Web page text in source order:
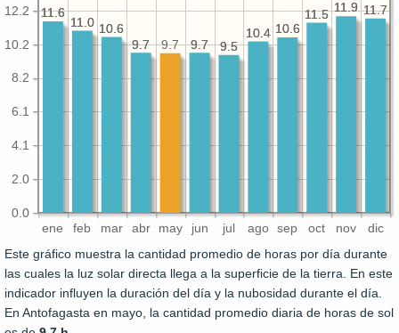
ene feb mar abr may jun jul ago sep oct nov dic
0.0
2.0
4.1
6.1
8.2
10.2
12.2 11.7
11.9
11.5
10.6
10.4
9.5
9.7
9.7
10.6
11.0
11.6 11.7
11.9
11.5
10.6
10.4
9.5
9.7
9.7
9.7
10.6
11.0
11.6
Este gráfico muestra la cantidad promedio de horas por día durante
las cuales la luz solar directa llega a la superficie de la tierra. En este
indicador influyen la duración del día y la nubosidad durante el día.
En Antofagasta en mayo, la cantidad promedio diaria de horas de sol